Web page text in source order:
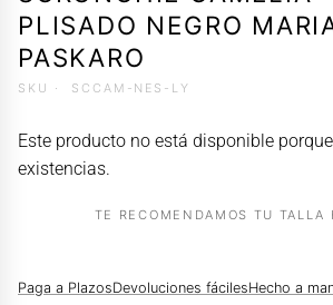
PLISADO NEGRO
PASKARO
SKU · SCCAM-NES-LY
Este producto no está disponible
existencias.
TE RECOMENDAMOS TU TALLA
Paga a PlazosDevoluciones fácilesHecho a